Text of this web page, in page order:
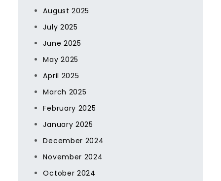
August 2025
July 2025
June 2025
May 2025
April 2025
March 2025
February 2025
January 2025
December 2024
November 2024
October 2024